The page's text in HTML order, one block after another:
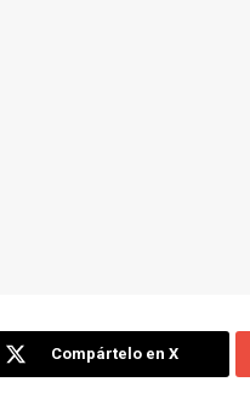
Compártelo en X